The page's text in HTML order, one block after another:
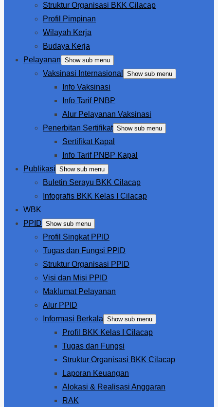
Struktur Organisasi BKK Cilacap
Profil Pimpinan
Wilayah Kerja
Budaya Kerja
Pelayanan Show sub menu
Vaksinasi Internasional Show sub menu
Info Vaksinasi
Info Tarif PNBP
Alur Pelayanan Vaksinasi
Penerbitan Sertifikat Show sub menu
Sertifikat Kapal
Info Tarif PNBP Kapal
Publikasi Show sub menu
Buletin Serayu BKK Cilacap
Infografis BKK Kelas I Cilacap
WBK
PPID Show sub menu
Profil Singkat PPID
Tugas dan Fungsi PPID
Struktur Organisasi PPID
Visi dan Misi PPID
Maklumat Pelayanan
Alur PPID
Informasi Berkala Show sub menu
Profil BKK Kelas I Cilacap
Tugas dan Fungsi
Struktur Organisasi BKK Cilacap
Laporan Keuangan
Alokasi & Realisasi Anggaran
RAK